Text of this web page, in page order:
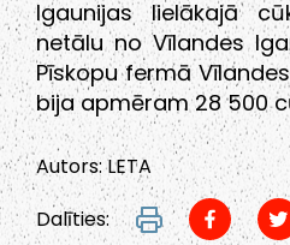
Igaunijas lielākajā
netālu no Vīlandes
Pīskopu fermā
bija apmēram 28 500
Autors: LETA
Dalīties: